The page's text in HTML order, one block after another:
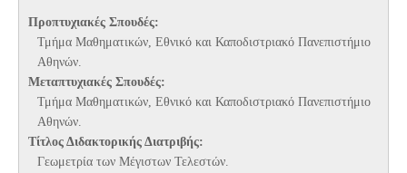
Προπτυχιακές Σπουδές:
Τμήμα Μαθηματικών, Εθνικό και Καποδιστριακό Πανεπιστήμιο
Αθηνών
Μεταπτυχιακές Σπουδές:
Τμήμα Μαθηματικών, Εθνικό και Καποδιστριακό Πανεπιστήμιο
Αθηνών
Τίτλος Διδακτορικής Διατριβής:
Γεωμετρία των Μέγιστων Τελεστών